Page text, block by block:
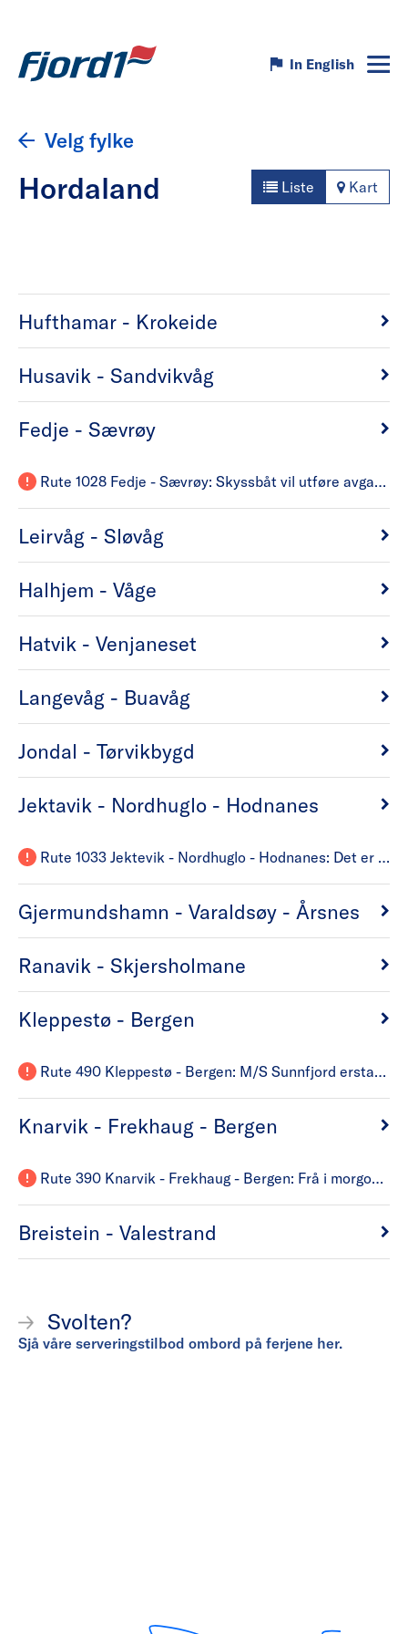
In English
Velg fylke
Hordaland Liste Kart
Hufthamar - Krokeide
Husavik - Sandvikvåg
Fedje - Sævrøy
Rute 1028 Fedje - Sævrøy: Skyssbåt vil utføre avgangar ihht. rutetabell frå og med avgang 09:10 frå Fedje. Vi ventar på personell og utstyr ifm. undersøkelsar på MF Fedjebjørn, reknar med å kunne gje ein oppdatering ca. kl 13. Mvh Fjord1 på vegner av Skyss.
Leirvåg - Sløvåg
Halhjem - Våge
Hatvik - Venjaneset
Langevåg - Buavåg
Jondal - Tørvikbygd
Jektavik - Nordhuglo - Hodnanes
Rute 1033 Jektevik - Nordhuglo - Hodnanes: Det er normal drift i sambandet. Mvh Fjord1 på vegner av Skyss.
Gjermundshamn - Varaldsøy - Årsnes
Ranavik - Skjersholmane
Kleppestø - Bergen
Rute 490 Kleppestø - Bergen: M/S Sunnfjord erstatter M/S Kleppestø fra kl 1000 Strandkaien . Avgangen kl 1423 fra Kleppestø og fra Strandkaien kl 1440 vil det bli Buss for Båt. Mvh Fjord1 på vegner av Skyss.
Knarvik - Frekhaug - Bergen
Rute 390 Knarvik - Frekhaug - Bergen: Frå i morgon 6. August vil det vere MS Sunnfjord som vil trafikkere Nordhordlandsruta. Ein går samtidig tilbake til å bruke den vanlege hurtigbåtkaien i Knarvik. Mvh Fjord1 på vegner av Skyss.
Breistein - Valestrand
Svolten?
Sjå våre serveringstilbod ombord på ferjene her.